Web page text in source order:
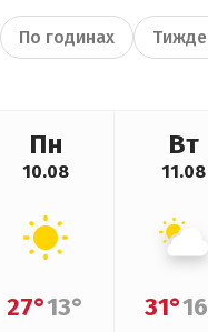
По годинах
Пн
10.08
27°13°
Вт
11.08
31°